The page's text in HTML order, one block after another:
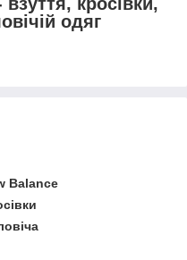
одяг
Balance